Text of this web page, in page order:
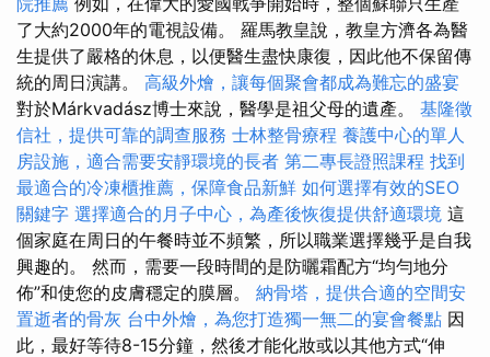
了大約2000年的電視設備。 羅馬教皇說，教皇方濟各為醫
生提供了嚴格的休息，以便醫生盡快康復，因此他不保留傳
統的周日演講。 高級外燴，讓每個聚會都成為難忘的盛宴
對於Márkvadász博士來說，醫學是祖父母的遺產。 基隆徵
信社，提供可靠的調查服務 士林整骨療程 養護中心的單人
房設施，適合需要安靜環境的長者 第二專長證照課程 找到
最適合的冷凍櫃推薦，保障食品新鮮 如何選擇有效的SEO
關鍵字 選擇適合的月子中心，為產後恢復提供舒適環境 這
個家庭在周日的午餐時並不頻繁，所以職業選擇幾乎是自我
興趣的。 然而，需要一段時間的是防曬霜配方“均勻地分
佈”和使您的皮膚穩定的膜層。 納骨塔，提供合適的空間安
置逝者的骨灰 台中外燴，為您打造獨一無二的宴會餐點 因
此，最好等待8-15分鐘，然後才能化妝或以其他方式“伸